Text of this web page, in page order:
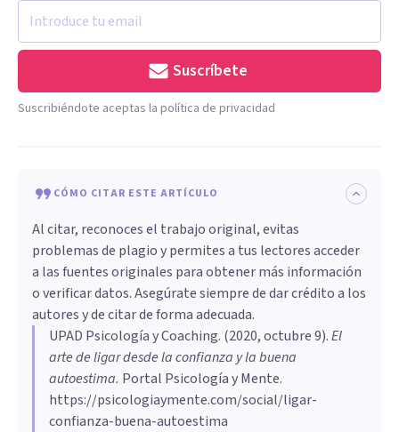
Suscríbete
Suscribiéndote aceptas la política de privacidad
CÓMO CITAR ESTE ARTÍCULO
Al citar, reconoces el trabajo original, evitas
problemas de plagio y permites a tus lectores acceder
a las fuentes originales para obtener más información
o verificar datos. Asegúrate siempre de dar crédito a los
autores y de citar de forma adecuada.
UPAD Psicología y Coaching. (2020, octubre 9).El
arte de ligar desde la confianza y la buena
autoestima. Portal Psicología y Mente.
https://psicologiaymente.com/social/ligar-
confianza-buena-autoestima